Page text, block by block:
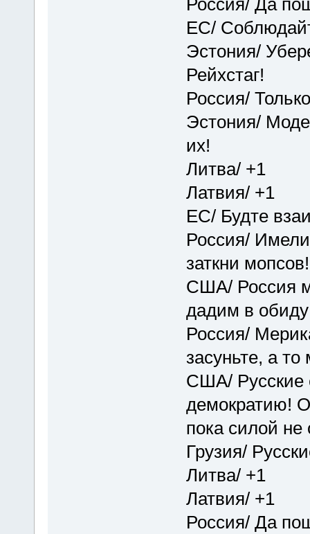
Россия/ Да
ЕС/
Эстония/
Рейхстаг!
Россия/
Эстония/
их!
Литва/ +1
Латвия/ +1
ЕС/ Будте
Россия/
заткни мопсов!
США/ Россия
дадим в
Россия/
засуньте, а
США/ Русские
демократию!
пока силой не
Грузия/
Литва/ +1
Латвия/ +1
Россия/ Да